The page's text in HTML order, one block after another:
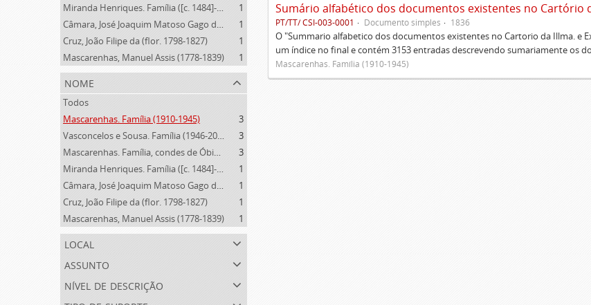
Miranda Henriques. Família ([c. 1484]-[c.1745])
1
Câmara, José Joaquim Matoso Gago da (1775-1864)
1
Cruz, João Filipe da (flor. 1798-1827)
1
Mascarenhas, Manuel Assis (1778-1839)
1
nome
Todos
Mascarenhas. Família (1910-1945)
3
Vasconcelos e Sousa. Família (1946-2006)
3
Mascarenhas. Família, condes de Óbidos, Palma e Sabugal (1669-1910)
3
Miranda Henriques. Família ([c. 1484]-[c.1745])
1
Câmara, José Joaquim Matoso Gago da (1775-1864)
1
Cruz, João Filipe da (flor. 1798-1827)
1
Mascarenhas, Manuel Assis (1778-1839)
1
local
assunto
nível de descrição
PT/TT/ CSI-003-0001 Documento simples 1836
O "Summario alfabetico dos documentos existentes no Cartorio da Illma. e
um índice no final e contém 3153 entradas descrevendo sumariamente os
Mascarenhas. Família (1910-1945)